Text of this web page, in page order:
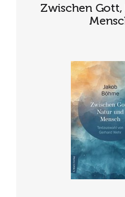
Zwischen